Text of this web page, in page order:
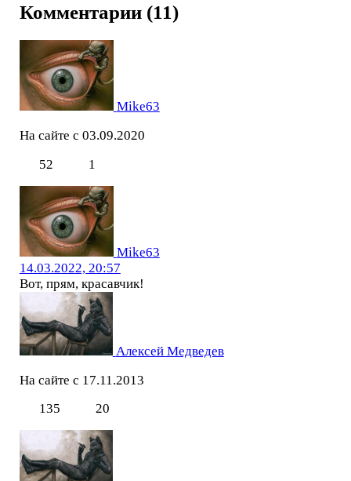
Комментарии (11)
Mike63
На сайте с 03.09.2020
52
1
Mike63
14.03.2022, 20:57
Вот, прям, красавчик!
Алексей Медведев
На сайте с 17.11.2013
135
20